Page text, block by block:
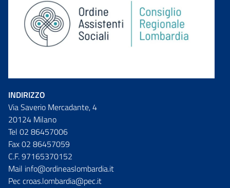
INDIRIZZO
Via Saverio Mercadante, 4
20124 Milano
Tel 02 86457006
Fax 02 86457059
C.F. 97165370152
Mail info@ordineaslombardia.it
Pec croas.lombardia@pec.it